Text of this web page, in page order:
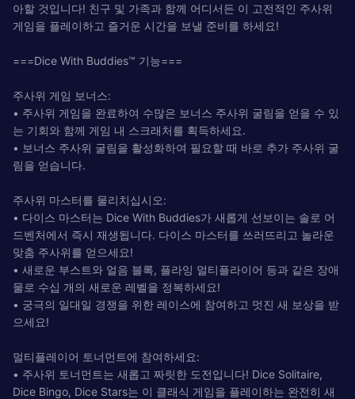
아할 것입니다! 친구 및 가족과 함께 어디서든 이 고전적인 주사위
게임을 플레이하고 즐거운 시간을 보낼 준비를 하세요!
===Dice With Buddies™ 기능===
주사위 게임 보너스:
• 주사위 게임을 완료하여 수많은 보너스 주사위 굴림을 얻을 수 있
는 기회와 함께 게임 내 스크래처를 획득하세요.
• 보너스 주사위 굴림을 활성화하여 필요할 때 바로 추가 주사위 굴
림을 얻습니다.
주사위 마스터를 물리치십시오:
• 다이스 마스터는 Dice With Buddies가 새롭게 선보이는 솔로 어
드벤처에서 즉시 재생됩니다. 다이스 마스터를 쓰러뜨리고 놀라운
맞춤 주사위를 얻으세요!
• 새로운 부스트와 얼음 블록, 플라잉 멀티플라이어 등과 같은 장애
물로 수십 개의 새로운 레벨을 정복하세요!
• 궁극의 일대일 경쟁을 위한 레이스에 참여하고 멋진 새 보상을 받
으세요!
멀티플레이어 토너먼트에 참여하세요:
• 주사위 토너먼트는 새롭고 짜릿한 도전입니다! Dice Solitaire,
Dice Bingo, Dice Stars는 이 클래식 게임을 플레이하는 완전히 새